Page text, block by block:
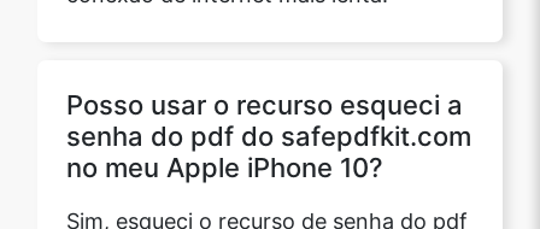
Posso usar o recurso esqueci a
senha do pdf do safepdfkit.com
no meu Apple iPhone 10?
Sim, esqueci o recurso de senha do pdf